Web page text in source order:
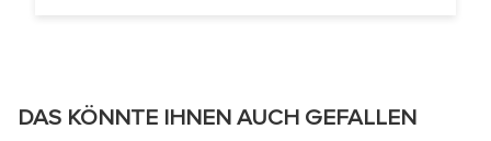
DAS KÖNNTE IHNEN AUCH GEFALLEN